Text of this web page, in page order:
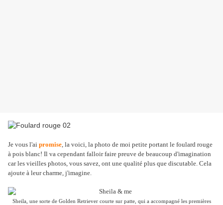
Je vous l'ai promise, la voici, la photo de moi petite portant le foulard rouge
à pois blanc! Il va cependant falloir faire preuve de beaucoup d'imagination
car les vieilles photos, vous savez, ont une qualité plus que discutable. Cela
ajoute à leur charme, j'imagine.
Sheila, une sorte de Golden Retriever courte sur patte, qui a accompagné les premières